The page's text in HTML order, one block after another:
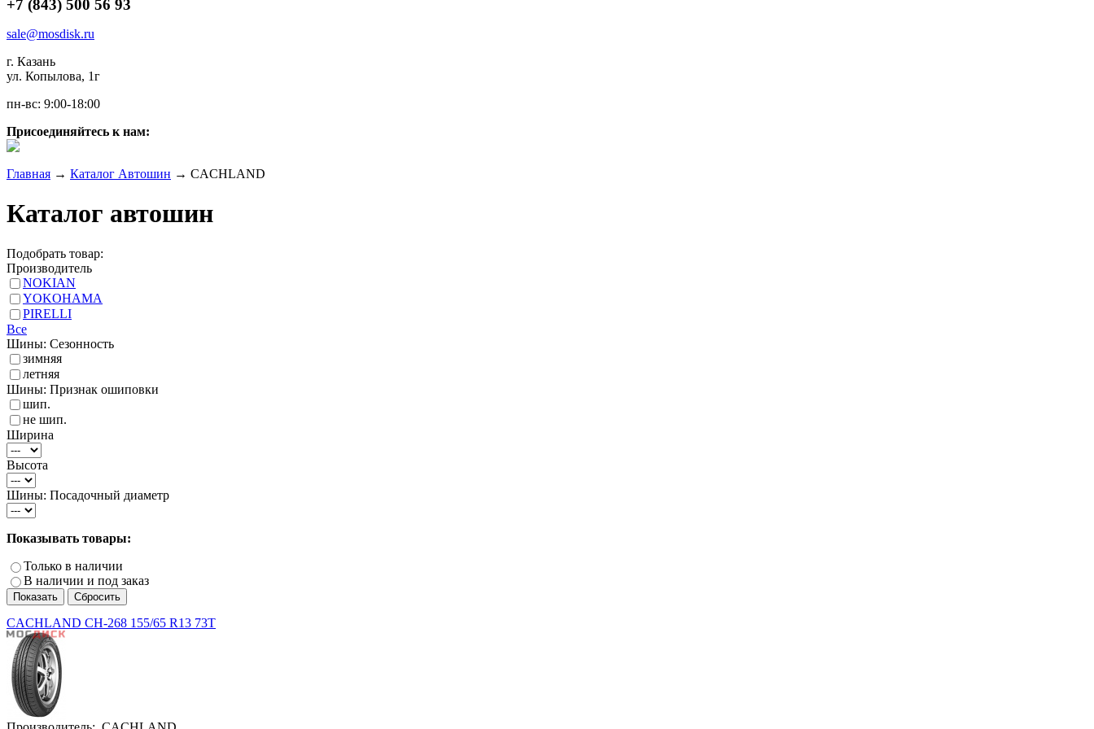
+7 (843) 500 56 93
sale@mosdisk.ru
г. Казань
ул. Копылова, 1г
пн-вс: 9:00-18:00
Присоединяйтесь к нам:
Главная → Каталог Автошин → CACHLAND
Каталог автошин
Подобрать товар:
Производитель
NOKIAN
YOKOHAMA
PIRELLI
Все
Шины: Сезонность
зимняя
летняя
Шины: Признак ошиповки
шип.
не шип.
Ширина
Высота
Шины: Посадочный диаметр
Показывать товары:
Только в наличии
В наличии и под заказ
CACHLAND CH-268 155/65 R13 73T